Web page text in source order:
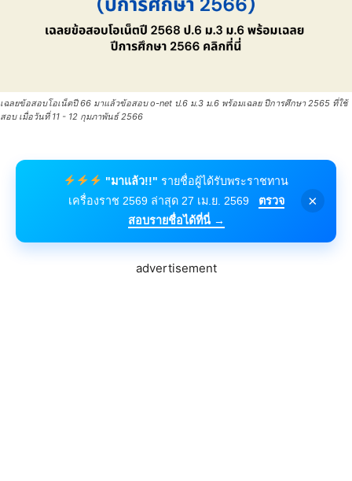
เฉลยข้อสอบโอเน็ตปี 66 มาแล้วข้อสอบ o-net ป.6 ม.3 ม.6 พร้อมเฉลย ปีการศึกษา 2565 ที่ใช้
สอบ เมื่อวันที่ 11 - 12 กุมภาพันธ์ 2566
"มาแล้ว!!" รายชื่อผู้ได้รับพระราชทาน
เครื่องราช 2569 ล่าสุด 27 เม.ย. 2569
ตรวจ
สอบรายชื่อได้ที่นี่ →
×
advertisement